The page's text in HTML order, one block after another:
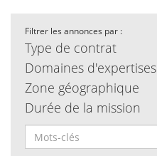
Filtrer les annonces par :
Type de contrat
Domaines d'expertises
Zone géographique
Durée de la mission